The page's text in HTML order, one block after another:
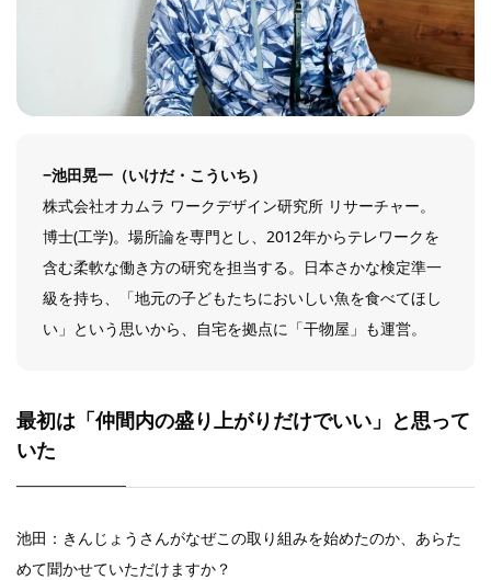
−池田晃一（いけだ・こういち）
株式会社オカムラ ワークデザイン研究所 リサーチャー。
博士(工学)。場所論を専門とし、2012年からテレワークを
含む柔軟な働き方の研究を担当する。日本さかな検定準一
級を持ち、「地元の子どもたちにおいしい魚を食べてほし
い」という思いから、自宅を拠点に「干物屋」も運営。
最初は「仲間内の盛り上がりだけでいい」と思って
いた
池田：きんじょうさんがなぜこの取り組みを始めたのか、あらた
めて聞かせていただけますか？